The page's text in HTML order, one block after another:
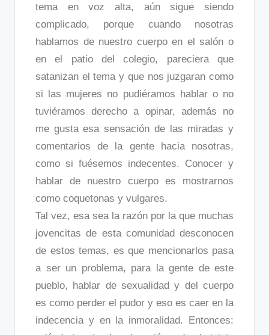
tema en voz alta, aún sigue siendo
complicado, porque cuando nosotras
hablamos de nuestro cuerpo en el salón o
en el patio del colegio, pareciera que
satanizan el tema y que nos juzgaran como
si las mujeres no pudiéramos hablar o no
tuviéramos derecho a opinar, además no
me gusta esa sensación de las miradas y
comentarios de la gente hacia nosotras,
como si fuésemos indecentes. Conocer y
hablar de nuestro cuerpo es mostrarnos
como coquetonas y vulgares.
Tal vez, esa sea la razón por la que muchas
jovencitas de esta comunidad desconocen
de estos temas, es que mencionarlos pasa
a ser un problema, para la gente de este
pueblo, hablar de sexualidad y del cuerpo
es como perder el pudor y eso es caer en la
indecencia y en la inmoralidad. Entonces: